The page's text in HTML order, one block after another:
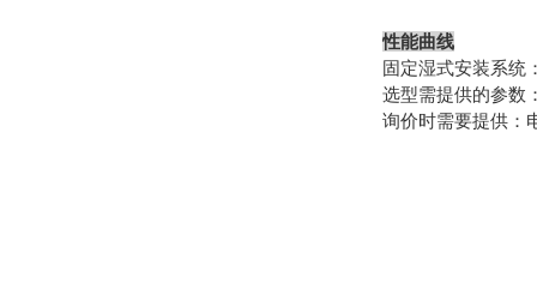
性能曲线
固定湿式安装系统
选型需提供的参数
询价时需要提供：